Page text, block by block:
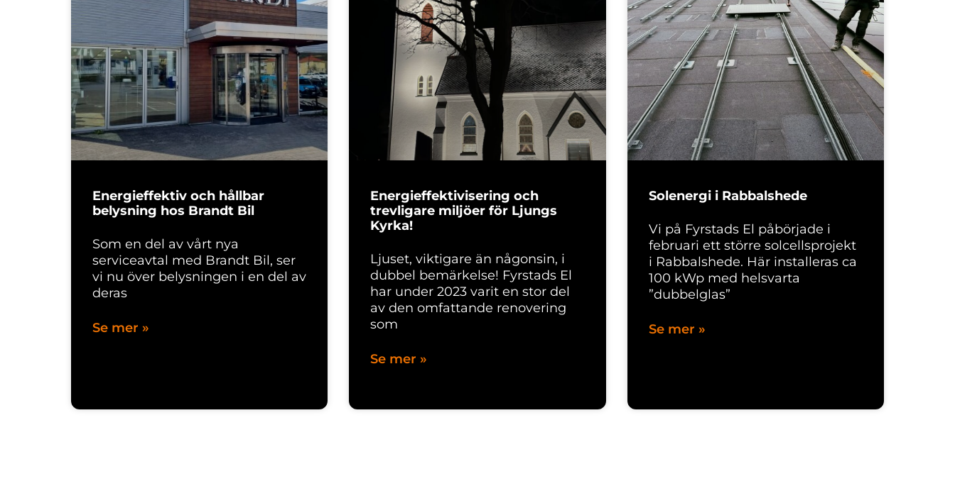
Energieffektiv och hållbar
belysning hos Brandt Bil
Som en del av vårt nya
serviceavtal med Brandt Bil, ser
vi nu över belysningen i en del av
deras
Se mer »
Energieffektivisering och
trevligare miljöer för Ljungs
Kyrka!
Ljuset, viktigare än någonsin, i
dubbel bemärkelse! Fyrstads El
har under 2023 varit en stor del
av den omfattande renovering
som
Se mer »
Solenergi i Rabbalshede
Vi på Fyrstads El påbörjade i
februari ett större solcellsprojekt
i Rabbalshede. Här installeras ca
100 kWp med helsvarta
”dubbelglas”
Se mer »